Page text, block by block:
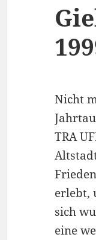
Nicht
TRA
erlebt,
sich
eine